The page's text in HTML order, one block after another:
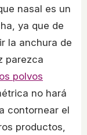
nasal es un
ya que de
la anchura de
parezca
polvos
no hará
contornear el
productos,